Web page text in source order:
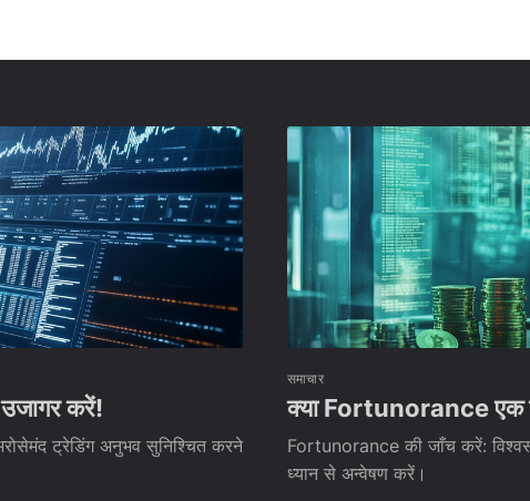
करें!
ट्रेडिंग अनुभव सुनिश्चित करने
समाचार
क्या Fortunorance एक
Fortunorance की जाँच करें:
ध्यान से अन्वेषण करें।